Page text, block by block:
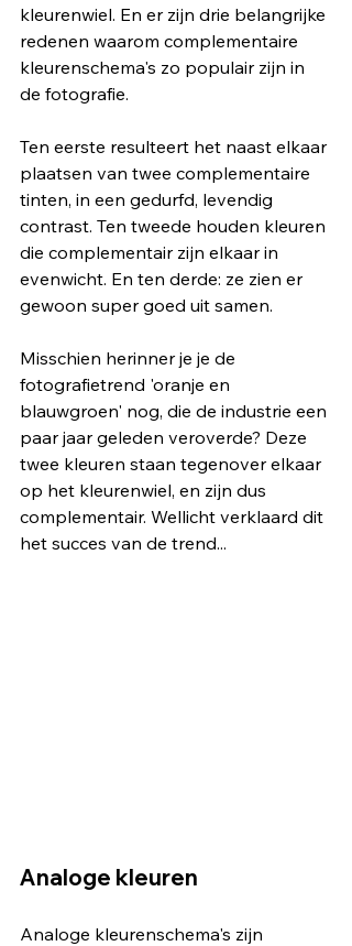
kleurenwiel. En er zijn drie belangrijke
redenen waarom complementaire
kleurenschema's zo populair zijn in
de fotografie.
Ten eerste resulteert het naast elkaar
plaatsen van twee complementaire
tinten, in een gedurfd, levendig
contrast. Ten tweede houden kleuren
die complementair zijn elkaar in
evenwicht. En ten derde: ze zien er
gewoon super goed uit samen.
Misschien herinner je je de
fotografietrend 'oranje en
blauwgroen' nog, die de industrie een
paar jaar geleden veroverde? Deze
twee kleuren staan ​​tegenover elkaar
op het kleurenwiel, en zijn dus
complementair. Wellicht verklaard dit
het succes van de trend...
Analoge kleuren
Analoge kleurenschema's zijn